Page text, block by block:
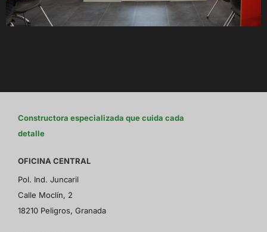
Constructora especializada que cuida cada
detalle
OFICINA CENTRAL
Pol. Ind. Juncaril
Calle Moclín, 2
18210 Peligros, Granada